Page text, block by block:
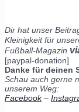
Dir hat unser
Kleinigkeit für
Fußball-Magazin
[paypal-donation]
Danke für deinen
Schau auch gerne
unserem Weg:
Facebook–